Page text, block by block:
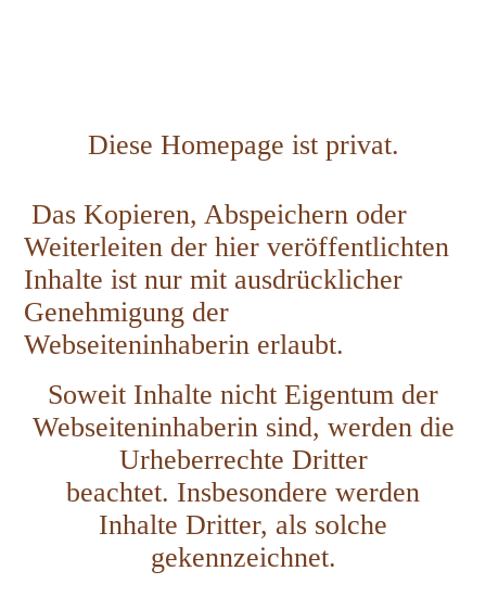
Diese Homepage ist privat.
Das Kopieren, Abspeichern oder
Weiterleiten der hier veröffentlichten
Inhalte ist nur mit ausdrücklicher
Genehmigung der
Webseiteninhaberin erlaubt.
Soweit Inhalte nicht Eigentum der
Webseiteninhaberin sind, werden die
Urheberrechte Dritter
beachtet. Insbesondere werden
Inhalte Dritter, als solche
gekennzeichnet.